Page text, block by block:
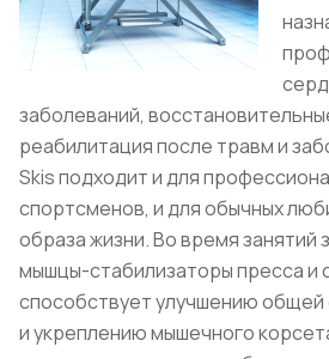
заболеваний,
реабилитация после травм и
Skis подходит и для
спортсменов, и для обычных
образа жизни. Во время занятий
мышцы-стабилизаторы пресса и
способствует улучшению
и укреплению мышечного